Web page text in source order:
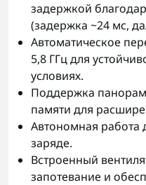
задержкой
(задержка ~24 мс,
Автоматическое
5,8 ГГц для
условиях.
Поддержка
памяти для
Автономная работа
заряде.
Встроенный
запотевание и